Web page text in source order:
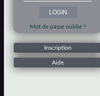
Mot de passe oublié ?
Inscription
Aide